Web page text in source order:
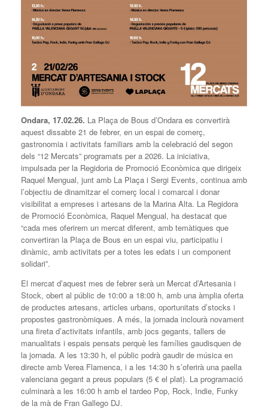
Ondara, 17.02.26. La Plaça de Bous d’Ondara es convertirà
aquest dissabte 21 de febrer, en un espai de comerç,
gastronomia i activitats familiars amb la celebració del segon
dels “12 Mercats” programats per a 2026. La iniciativa,
impulsada per la Regidoria de Promoció Econòmica que dirigeix
Raquel Mengual, junt amb La Plaça i Sergi Events, continua amb
l’objectiu de dinamitzar el comerç local i comarcal i donar
visibilitat a empreses i artesans de la Marina Alta. La Regidora
de Promoció Econòmica, Raquel Mengual, ha destacat que
“cada mes oferirem un mercat diferent, amb temàtiques que
convertiran la Plaça de Bous en un espai viu, participatiu i
dinàmic, amb activitats per a totes les edats i un component
solidari”.
El mercat d’aquest mes de febrer serà un Mercat d’Artesania i
Stock, obert al públic de 10:00 a 18:00 h, amb una àmplia oferta
de productes artesans, articles urbans, oportunitats d’stocks i
propostes gastronòmiques. A més, la jornada inclourà novament
una fireta d’activitats infantils, amb jocs gegants, tallers de
manualitats i espais pensats perquè les famílies gaudisquen de
la jornada. A les 13:30 h, el públic podrà gaudir de música en
directe amb Verea Flamenca, i a les 14:30 h s’oferirà una paella
valenciana gegant a preus populars (5 € el plat). La programació
culminarà a les 16:00 h amb el tardeo Pop, Rock, Indie, Funky
de la mà de Fran Gallego DJ.